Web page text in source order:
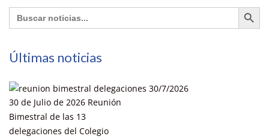
Buscar: Botón de
Últimas noticias
30 de Julio de 2026 Reunión
Bimestral de las 13
delegaciones del Colegio